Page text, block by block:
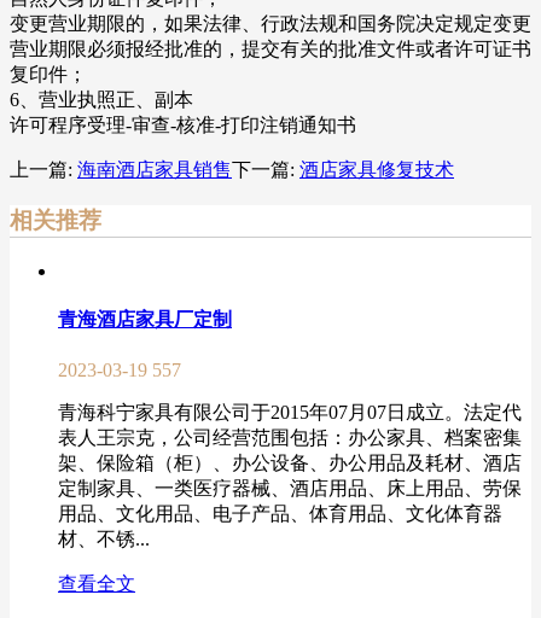
变更营业期限的，如果法律、行政法规和国务院决定规定变更
营业期限必须报经批准的，提交有关的批准文件或者许可证书
复印件；
6、营业执照正、副本
许可程序受理-审查-核准-打印注销通知书
上一篇: 海南酒店家具销售下一篇: 酒店家具修复技术
相关推荐
青海酒店家具厂定制
2023-03-19 557
青海科宁家具有限公司于2015年07月07日成立。法定代
表人王宗克，公司经营范围包括：办公家具、档案密集
架、保险箱（柜）、办公设备、办公用品及耗材、酒店
定制家具、一类医疗器械、酒店用品、床上用品、劳保
用品、文化用品、电子产品、体育用品、文化体育器
材、不锈...
查看全文